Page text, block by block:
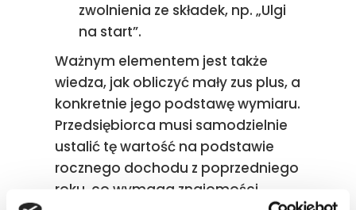
zwolnienia ze składek, np. „Ulgi
na start”.
Ważnym elementem jest także
wiedza, jak obliczyć mały zus plus, a
konkretnie jego podstawę wymiaru.
Przedsiębiorca musi samodzielnie
ustalić tę wartość na podstawie
rocznego dochodu z poprzedniego
roku, co wymaga znajomości